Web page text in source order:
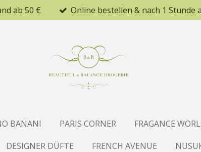
ab 50 € Online bestellen & nach 1 Stunde
BANANI PARIS CORNER FRAGANCE
DESIGNER DÜFTE FRENCH AVENUE